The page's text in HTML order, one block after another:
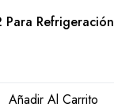
Refrigeración
Añadir Al Carrito